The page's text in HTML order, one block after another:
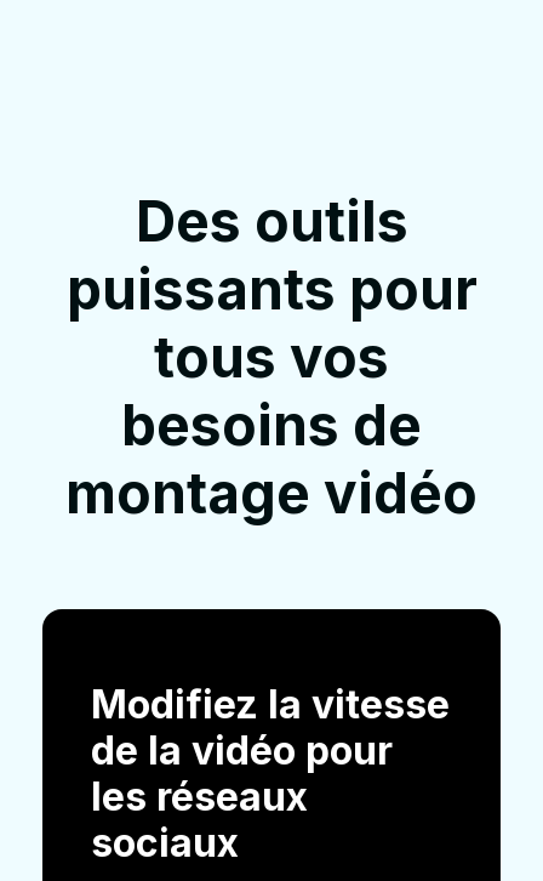
Des outils
puissants pour
tous vos
besoins de
montage vidéo
Modifiez la vitesse
de la vidéo pour
les réseaux
sociaux